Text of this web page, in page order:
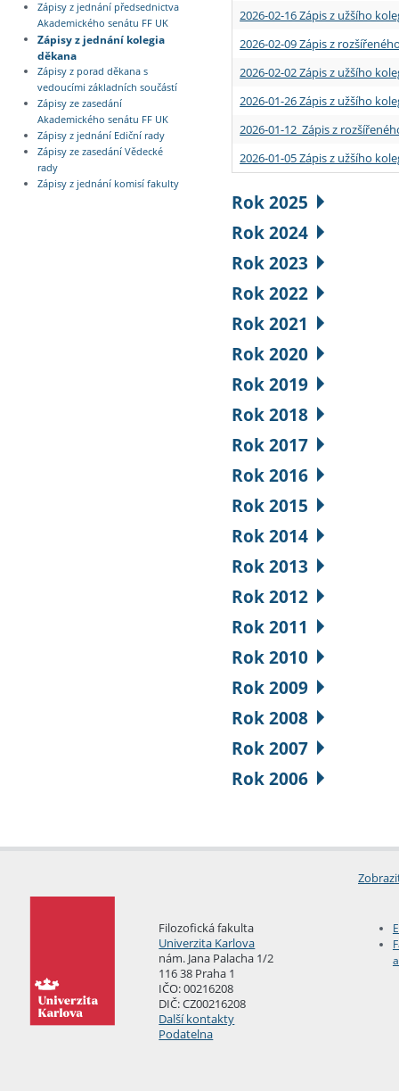
Zápisy z jednání předsednictva
Akademického senátu FF UK
Zápisy z jednání kolegia
děkana
Zápisy z porad děkana s
vedoucími základních součástí
Zápisy ze zasedání
Akademického senátu FF UK
Zápisy z jednání Ediční rady
Zápisy ze zasedání Vědecké
rady
Zápisy z jednání komisí fakulty
2026-02-16 Zápis z užšího
2026-02-09 Zápis z
2026-02-02 Zápis z užšího
2026-01-26 Zápis z užšího
2026-01-12 Zápis z
2026-01-05 Zápis z užšího
Rok 2025
Rok 2024
Rok 2023
Rok 2022
Rok 2021
Rok 2020
Rok 2019
Rok 2018
Rok 2017
Rok 2016
Rok 2015
Rok 2014
Rok 2013
Rok 2012
Rok 2011
Rok 2010
Rok 2009
Rok 2008
Rok 2007
Rok 2006
Filozofická fakulta
Univerzita Karlova
nám. Jana Palacha 1/2
116 38 Praha 1
IČO: 00216208
DIČ: CZ00216208
Další kontakty
Podatelna